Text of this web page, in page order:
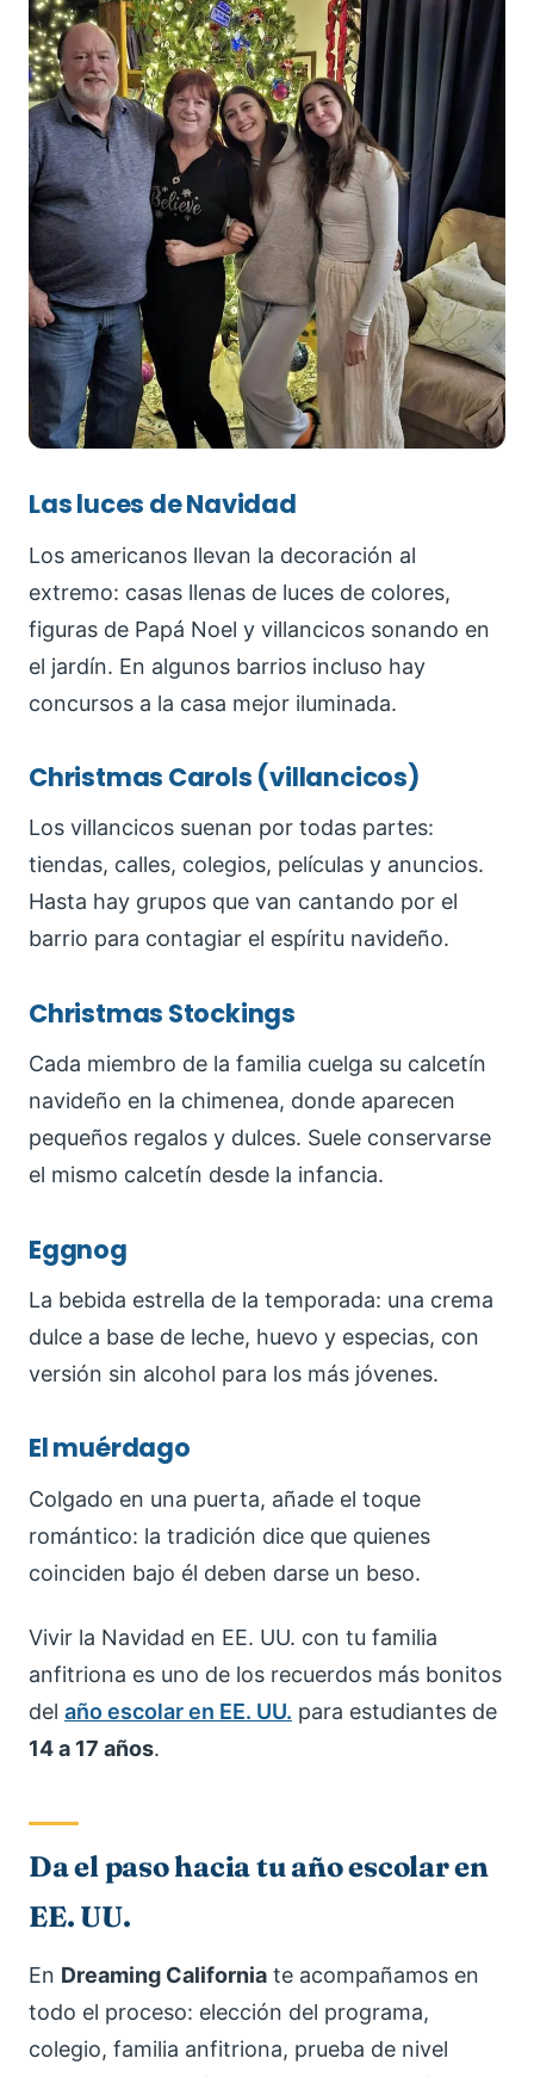
Las luces de Navidad
Los americanos llevan la decoración al
extremo: casas llenas de luces de colores,
figuras de Papá Noel y villancicos sonando en
el jardín. En algunos barrios incluso hay
concursos a la casa mejor iluminada.
Christmas Carols (villancicos)
Los villancicos suenan por todas partes:
tiendas, calles, colegios, películas y anuncios.
Hasta hay grupos que van cantando por el
barrio para contagiar el espíritu navideño.
Christmas Stockings
Cada miembro de la familia cuelga su calcetín
navideño en la chimenea, donde aparecen
pequeños regalos y dulces. Suele conservarse
el mismo calcetín desde la infancia.
Eggnog
La bebida estrella de la temporada: una crema
dulce a base de leche, huevo y especias, con
versión sin alcohol para los más jóvenes.
El muérdago
Colgado en una puerta, añade el toque
romántico: la tradición dice que quienes
coinciden bajo él deben darse un beso.
Vivir la Navidad en EE. UU. con tu familia
anfitriona es uno de los recuerdos más bonitos
del año escolar en EE. UU. para estudiantes de
14 a 17 años.
Da el paso hacia tu año escolar en
EE. UU.
En Dreaming California te acompañamos en
todo el proceso: elección del programa,
colegio, familia anfitriona, prueba de nivel